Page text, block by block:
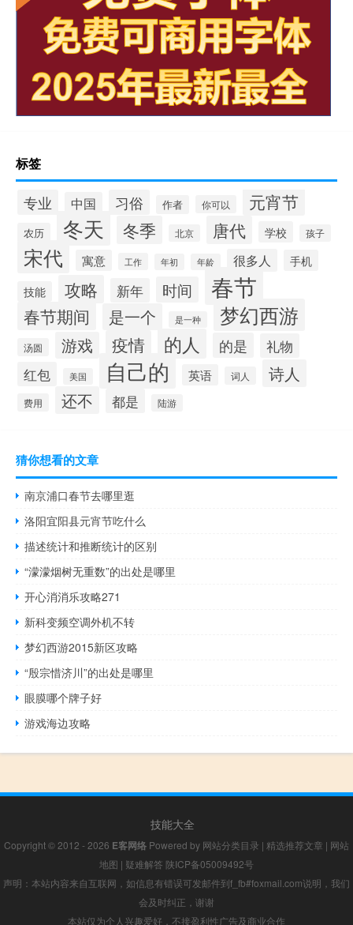
标签
专业 中国 习俗 作者 你可以 元宵节
农历 冬天 冬季 北京 唐代 学校 孩子
宋代 寓意 工作 年初 年龄 很多人 手机
技能 攻略 新年 时间 春节
春节期间 是一个 是一种 梦幻西游
汤圆 游戏 疫情 的人 的是
礼物
红包
美国 自己的 英语 词人 诗人
费用 还不 都是 陆游
猜你想看的文章
南京浦口春节去哪里逛
洛阳宜阳县元宵节吃什么
描述统计和推断统计的区别
“濛濛烟树无重数”的出处是哪里
开心消消乐攻略271
新科变频空调外机不转
梦幻西游2015新区攻略
“殷宗惜济川”的出处是哪里
眼膜哪个牌子好
游戏海边攻略
技能大全
Copyright © 2012 - 2026 E客网络 Powered by 网站分类目录 | 精选推荐文章 | 网站
地图 | 疑难解答 陕ICP备05009492号
声明：本站内容来自互联网，如信息有错误可发邮件到f_fb#foxmail.com说明，我们
会及时纠正，谢谢
本站仅为个人兴趣爱好，不接盈利性广告及商业合作